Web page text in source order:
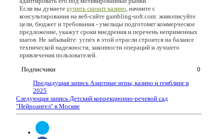
Если вы думаете купить скрипт казино, начните с
консультирования на веб-сайте gambling-soft.com: живописуйте
цели, бюджет и требования - умельцы подготовят коммерческое
предложение, укажут сроки внедрения и перечень неприменных
шагов. Не забывайте: успех в этой отрасли строится на балансе
технической надежности, законности операций и лучшего
привлечения пользователей.
Подписчики
0
Предыдущая запись Азартные игры, казино и гемблинг в
2025
Следующая запись Детский коррекционно-речевой сад
"Нейроангел" в Москве